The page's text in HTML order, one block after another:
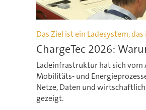
Das Ziel ist ein Ladesystem,
ChargeTec 2026:
Ladeinfrastruktur hat sich
Mobilitäts- und
Netze, Daten und
gezeigt.